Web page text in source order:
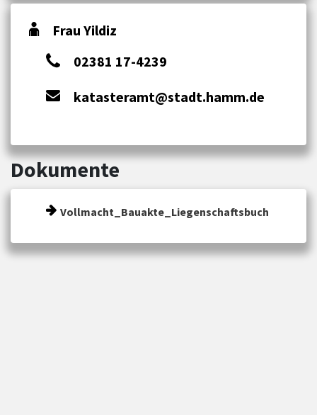
Frau Yildiz
02381 17-4239
katasteramt@stadt.hamm.de
Dokumente
Vollmacht_Bauakte_Liegenschaftsbuch